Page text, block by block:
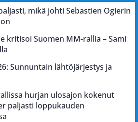
mikä johti Sebastien Ogierin
kritisoi Suomen MM-rallia – Sami
Sunnuntain lähtöjärjestys ja
hurjan ulosajon kokenut
paljasti loppukauden